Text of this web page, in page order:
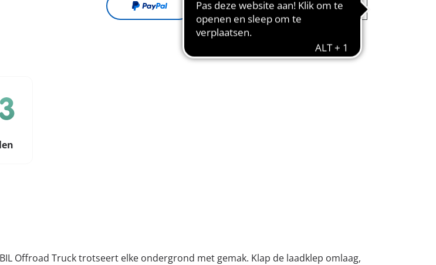
Offroad Truck trotseert elke ondergrond met gemak. Klap de laadklep omlaag,